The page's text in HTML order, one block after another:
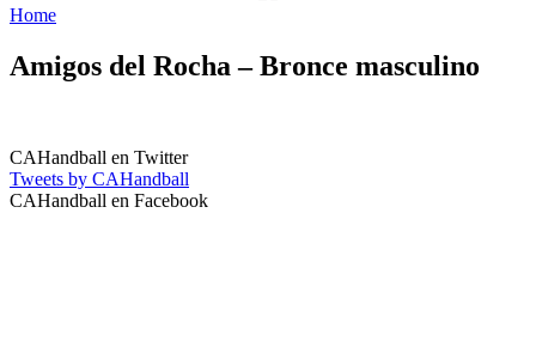
Home
Amigos del Rocha – Bronce masculino
CAHandball en Twitter
Tweets by CAHandball
CAHandball en Facebook